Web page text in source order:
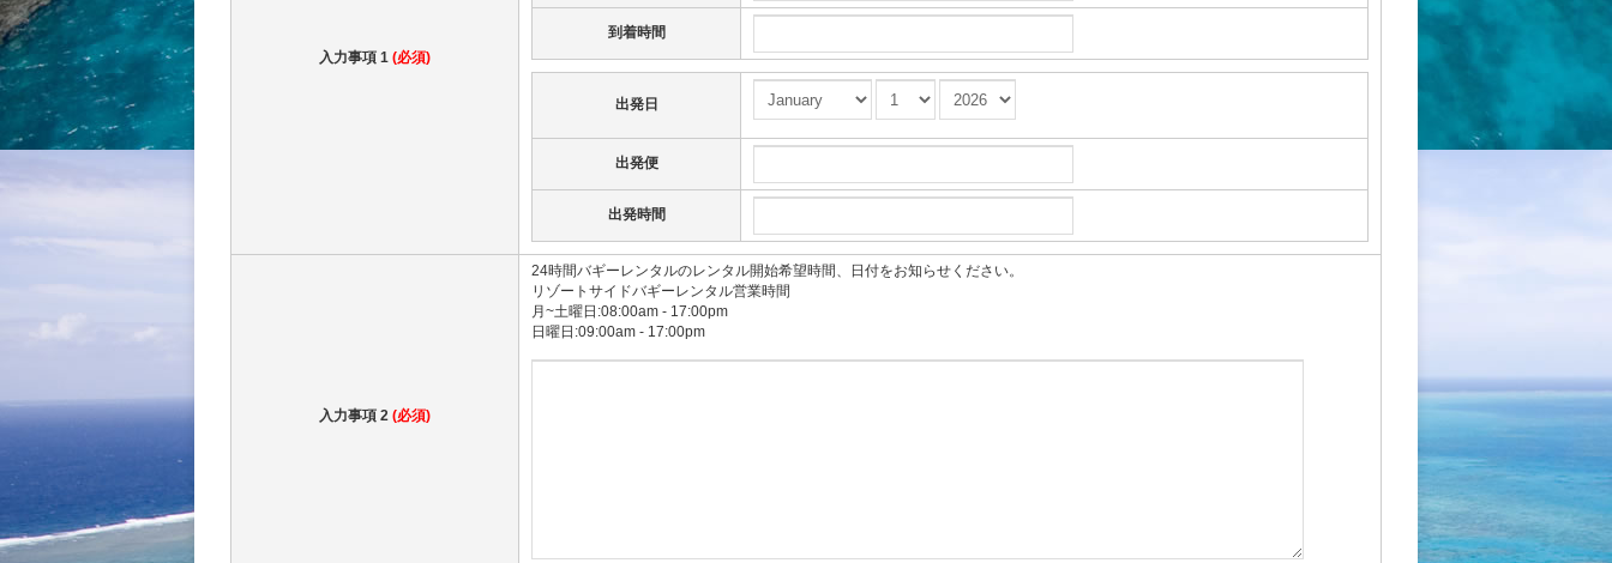
入力事項 1 (必須)
到着時間
出発日
出発便
出発時間
入力事項 2 (必須)
24時間バギーレンタルのレンタル開始希望時間、日付をお知らせください。
リゾートサイドバギーレンタル営業時間
月~土曜日:08:00am - 17:00pm
日曜日:09:00am - 17:00pm